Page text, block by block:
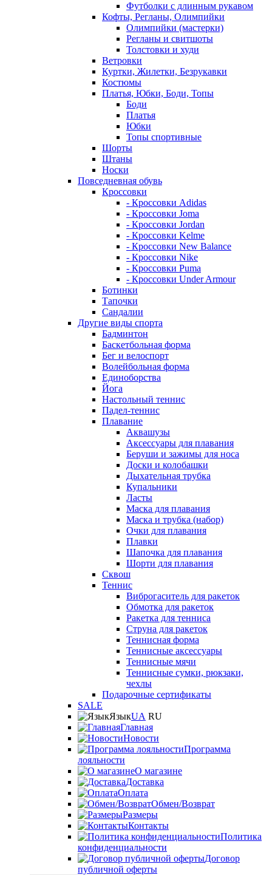
Футболки с длинным рукавом
Кофты, Регланы, Олимпийки
Олимпийки (мастерки)
Регланы и свитшоты
Толстовки и худи
Ветровки
Куртки, Жилетки, Безрукавки
Костюмы
Платья, Юбки, Боди, Топы
Боди
Платья
Юбки
Топы спортивные
Шорты
Штаны
Носки
Повседневная обувь
Кроссовки
- Кроссовки Adidas
- Кроссовки Joma
- Кроссовки Jordan
- Кроссовки Kelme
- Кроссовки New Balance
- Кроссовки Nike
- Кроссовки Puma
- Кроссовки Under Armour
Ботинки
Тапочки
Сандалии
Другие виды спорта
Бадминтон
Баскетбольная форма
Бег и велоспорт
Волейбольная форма
Единоборства
Йога
Настольный теннис
Падел-теннис
Плавание
Аквашузы
Аксессуары для плавания
Беруши и зажимы для носа
Доски и колобашки
Дыхательная трубка
Купальники
Ласты
Маска для плавания
Маска и трубка (набор)
Очки для плавания
Плавки
Шапочка для плавания
Шорти для плавания
Сквош
Теннис
Виброгаситель для ракеток
Обмотка для ракеток
Ракетка для тенниса
Струна для ракеток
Теннисная форма
Теннисные аксессуары
Теннисные мячи
Теннисные сумки, рюкзаки,
чехлы
Подарочные сертификаты
SALE
ЯзыкUA RU
Главная
Новости
Программа
лояльности
О магазине
Доставка
Оплата
Обмен/Возврат
Размеры
Контакты
Политика
конфиденциальности
Договор
публичной оферты